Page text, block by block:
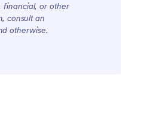
financial, or other
consult an
otherwise.